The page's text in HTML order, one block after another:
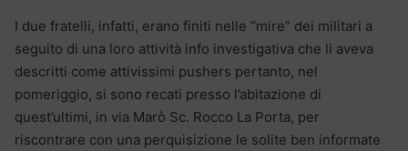
I due fratelli, infatti, erano finiti nelle “mire” dei militari a
seguito di una loro attività info investigativa che li aveva
descritti come attivissimi pushers pertanto, nel
pomeriggio, si sono recati presso l’abitazione di
quest’ultimi, in via Marò Sc. Rocco La Porta, per
riscontrare con una perquisizione le solite ben informate